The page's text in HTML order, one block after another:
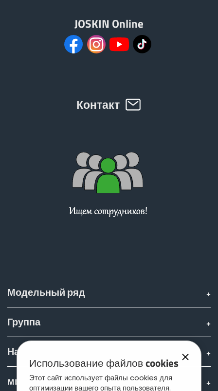
Использование файлов cookies
Этот сайт использует файлы cookies для
оптимизации вашего опыта пользователя.
JOSKIN Online
Контакт
Модельный ряд
Группа
Найти & купить
мир JOSKIN